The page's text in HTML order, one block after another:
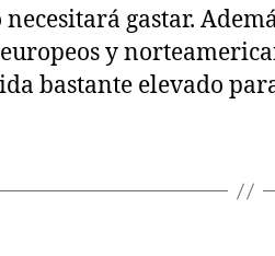
gastar.
y
bastante elevado